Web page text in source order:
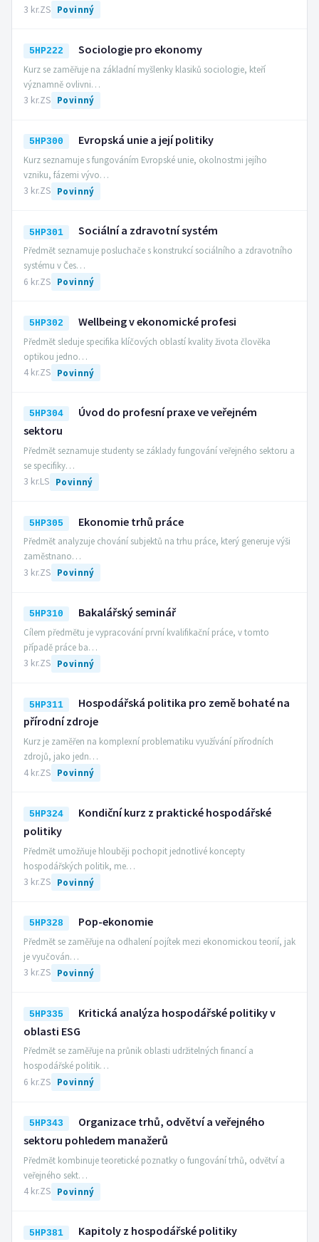
3 kr.ZS Povinný
5HP222 Sociologie pro ekonomy
Kurz se zaměřuje na základní myšlenky klasiků sociologie, kteří
významně ovlivni…
3 kr.ZS Povinný
5HP300 Evropská unie a její politiky
Kurz seznamuje s fungováním Evropské unie, okolnostmi jejího
vzniku, fázemi vývo…
3 kr.ZS Povinný
5HP301 Sociální a zdravotní systém
Předmět seznamuje posluchače s konstrukcí sociálního a zdravotního
systému v Čes…
6 kr.ZS Povinný
5HP302 Wellbeing v ekonomické profesi
Předmět sleduje specifika klíčových oblastí kvality života člověka
optikou jedno…
4 kr.ZS Povinný
5HP304
Úvod do profesní praxe ve veřejném
sektoru
Předmět seznamuje studenty se základy fungování veřejného sektoru a
se specifiky…
3 kr.LS Povinný
5HP305 Ekonomie trhů práce
Předmět analyzuje chování subjektů na trhu práce, který generuje výši
zaměstnano…
3 kr.ZS Povinný
5HP310 Bakalářský seminář
Cílem předmětu je vypracování první kvalifikační práce, v tomto
případě práce ba…
3 kr.ZS Povinný
5HP311
Hospodářská politika pro země bohaté na
přírodní zdroje
Kurz je zaměřen na komplexní problematiku využívání přírodních
zdrojů, jako jedn…
4 kr.ZS Povinný
5HP324
Kondiční kurz z praktické hospodářské
politiky
Předmět umožňuje hlouběji pochopit jednotlivé koncepty
hospodářských politik, me…
3 kr.ZS Povinný
5HP328 Pop-ekonomie
Předmět se zaměřuje na odhalení pojítek mezi ekonomickou teorií, jak
je vyučován…
3 kr.ZS Povinný
5HP335
Kritická analýza hospodářské politiky v
oblasti ESG
Předmět se zaměřuje na průnik oblasti udržitelných financí a
hospodářské politik…
6 kr.ZS Povinný
5HP343
Organizace trhů, odvětví a veřejného
sektoru pohledem manažerů
Předmět kombinuje teoretické poznatky o fungování trhů, odvětví a
veřejného sekt…
4 kr.ZS Povinný
5HP381 Kapitoly z hospodářské politiky